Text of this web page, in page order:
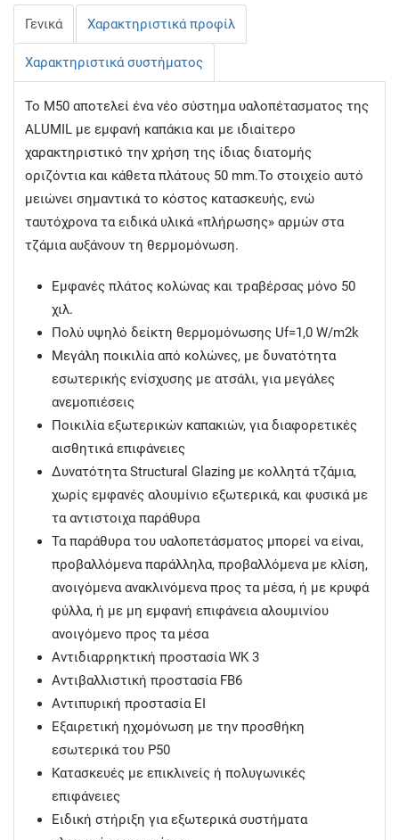
Γενικά Χαρακτηριστικά προφίλ
Χαρακτηριστικά συστήματος
Το Μ50 αποτελεί ένα νέο σύστημα υαλοπέτασματος της
ALUMIL με εμφανή καπάκια και με ιδιαίτερο
χαρακτηριστικό την χρήση της ίδιας διατομής
οριζόντια και κάθετα πλάτους 50 mm.Το στοιχείο αυτό
μειώνει σημαντικά το κόστος κατασκευής, ενώ
ταυτόχρονα τα ειδικά υλικά «πλήρωσης» αρμών στα
τζάμια αυξάνουν τη θερμομόνωση.
Εμφανές πλάτος κολώνας και τραβέρσας μόνο 50
χιλ.
Πολύ υψηλό δείκτη θερμομόνωσης Uf=1,0 W/m2k
Μεγάλη ποικιλία από κολώνες, με δυνατότητα
εσωτερικής ενίσχυσης με ατσάλι, για μεγάλες
ανεμοπιέσεις
Ποικιλία εξωτερικών καπακιών, για διαφορετικές
αισθητικά επιφάνειες
Δυνατότητα Structural Glazing με κολλητά τζάμια,
χωρίς εμφανές αλουμίνιο εξωτερικά, και φυσικά με
τα αντιστοιχα παράθυρα
Τα παράθυρα του υαλοπετάσματος μπορεί να είναι,
προβαλλόμενα παράλληλα, προβαλλόμενα με κλίση,
ανοιγόμενα ανακλινόμενα προς τα μέσα, ή με κρυφά
φύλλα, ή με μη εμφανή επιφάνεια αλουμινίου
ανοιγόμενο προς τα μέσα
Αντιδιαρρηκτική προστασία WK 3
Αντιβαλλιστική προστασία FB6
Αντιπυρική προστασία ΕΙ
Εξαιρετική ηχομόνωση με την προσθήκη
εσωτερικά του Ρ50
Κατασκευές με επικλινείς ή πολυγωνικές
επιφάνειες
Ειδική στήριξη για εξωτερικά συστήματα